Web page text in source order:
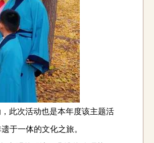
， 此次活动也是本年度该主题活
于一体的文化之旅。